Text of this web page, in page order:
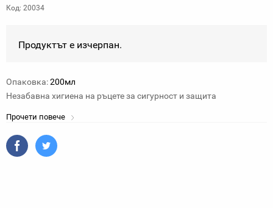
Код: 20034
Продуктът е изчерпан.
Опаковка:200мл
Незабавна хигиена на ръцете за сигурност и защита
Прочети повече